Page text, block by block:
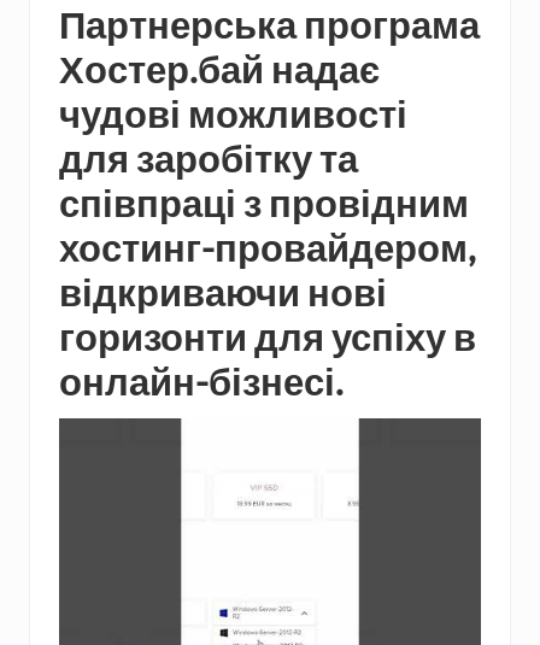
Партнерська програма
Хостер.бай надає
чудові можливості
для заробітку та
співпраці з провідним
хостинг-провайдером,
відкриваючи нові
горизонти для успіху в
онлайн-бізнесі.